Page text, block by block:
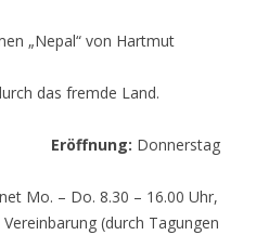
„Nepal“ von Hartmut
das fremde Land.
Eröffnung: Donnerstag
Mo. – Do. 8.30 – 16.00 Uhr,
(durch Tagungen